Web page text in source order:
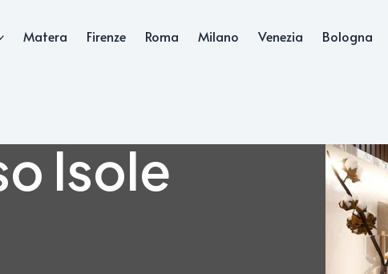
Matera Firenze Roma Milano Venezia Bologna
Isole